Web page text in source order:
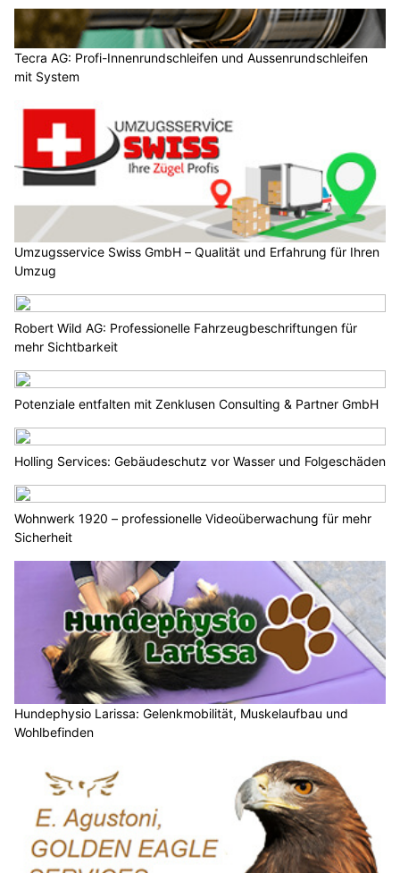
Tecra AG: Profi-Innenrundschleifen und Aussenrundschleifen
mit System
Umzugsservice Swiss GmbH – Qualität und Erfahrung für Ihren
Umzug
Robert Wild AG: Professionelle Fahrzeugbeschriftungen für
mehr Sichtbarkeit
Potenziale entfalten mit Zenklusen Consulting & Partner GmbH
Holling Services: Gebäudeschutz vor Wasser und Folgeschäden
Wohnwerk 1920 – professionelle Videoüberwachung für mehr
Sicherheit
Hundephysio Larissa: Gelenkmobilität, Muskelaufbau und
Wohlbefinden